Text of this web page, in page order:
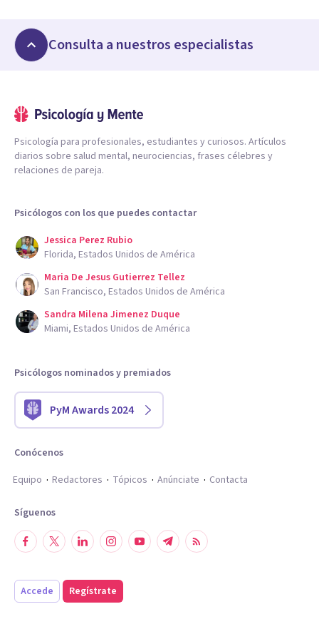
Consulta a nuestros especialistas
Psicología para profesionales, estudiantes y curiosos. Artículos
diarios sobre salud mental, neurociencias, frases célebres y
relaciones de pareja.
Psicólogos con los que puedes contactar
Jessica Perez Rubio
Florida, Estados Unidos de América
Maria De Jesus Gutierrez Tellez
San Francisco, Estados Unidos de América
Sandra Milena Jimenez Duque
Miami, Estados Unidos de América
Psicólogos nominados y premiados
PyM Awards 2024
Conócenos
Equipo
Redactores Tópicos Anúnciate Contacta
Síguenos
Accede Regístrate